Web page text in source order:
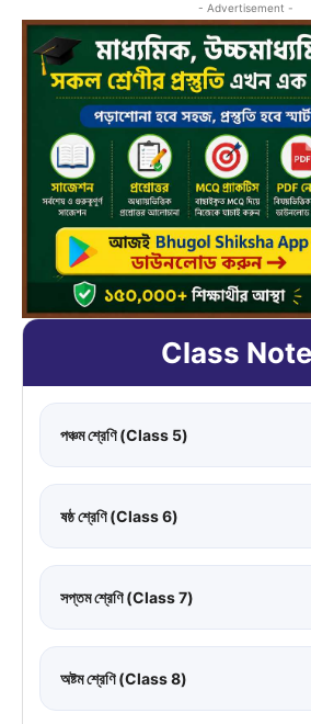
- Advertisement -
Class
পঞ্চম শ্রেণি (Class 5)
ষষ্ঠ শ্রেণি (Class 6)
সপ্তম শ্রেণি (Class 7)
অষ্টম শ্রেণি (Class 8)